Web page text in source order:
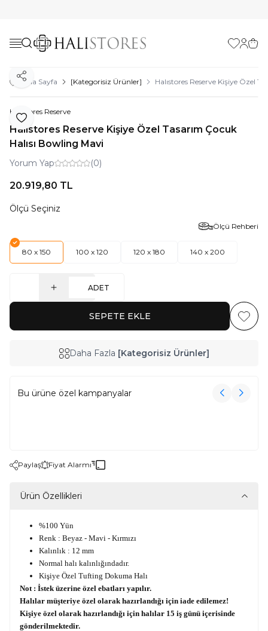
Favorilerim
Ana Sayfa [Kategorisiz Ürünler] Halıstores Reserve Kişiye Özel
Favoriye Ekle
Paylaş
Halıstores Reserve
Halıstores Reserve Kişiye Özel Tasarım Çocuk
Halısı Bowling Mavi
Yorum Yap (0)
20.919,80 TL
Ölçü Seçiniz
Ölçü Rehberi
80 x 150 100 x 120 120 x 180 140 x 200
ADET
SEPETE EKLE
Daha Fazla [Kategorisiz Ürünler]
Bu ürüne özel kampanyalar
Paylaş Fiyat Alarmı
Ürün Özellikleri
%100 Yün
Renk : Beyaz - Mavi - Kırmızı
Kalınlık : 12 mm
Normal halı kalınlığındadır.
Kişiye Özel Tufting Dokuma Halı
Not : İstek üzerine özel ebatları yapılır.
Halılar müşteriye özel olarak hazırlandığı için iade edilemez!
Kişiye özel olarak hazırlandığı için halılar 15 iş günü içerisinde
gönderilmektedir.